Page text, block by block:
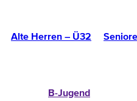
Alte Herren – Ü32
B-Jugend